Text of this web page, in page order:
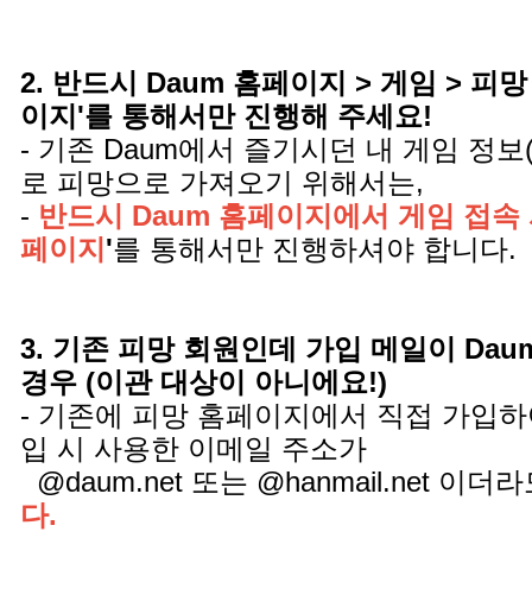
2. 반드시 Daum 홈페이지 > 게임 > 피
이지'를 통해서만 진행해 주세요!
- 기존 Daum에서 즐기시던 내 게임 정
로 피망으로 가져오기 위해서는,
- 반드시 Daum 홈페이지에서 게임 접
페이지 '를 통해서만 진행하셔야 합니다.
3. 기존 피망 회원인데 가입 메일이
경우 (이관 대상이 아니에요!)
- 기존에 피망 홈페이지에서 직접 가입
입 시 사용한 이메일 주소가
@daum.net 또는 @hanmail.net 이더
다.